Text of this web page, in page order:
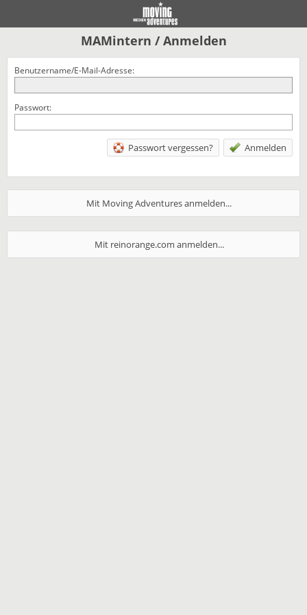
MAMintern / Anmelden
Benutzername/E-Mail-Adresse:
Passwort:
Passwort vergessen?
Mit Moving Adventures anmelden...
Mit reinorange.com anmelden...